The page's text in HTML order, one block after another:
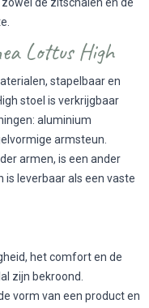
de zitschalen en de
Lottus High
stapelbaar en
stoel is verkrijgbaar
aluminium
armsteun.
armen, is een ander
is leverbaar als een vaste
het comfort en de
zijn bekroond.
vorm van een product en